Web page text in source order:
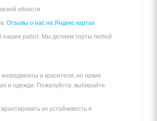
области
Отзывы о нас на Яндекс картах
наших работ. Мы делаем торты любой
и красители, но яркие
и одежде. Пожалуйста, выбирайте
их устойчивость и